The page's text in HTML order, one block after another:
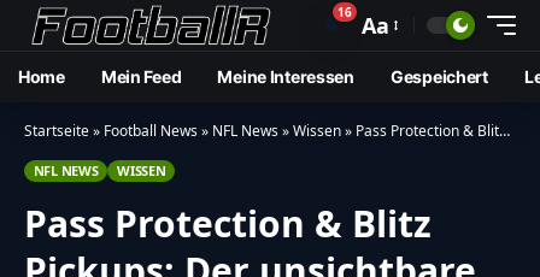
🔔16 Aa
Home Mein Feed Meine Interessen Gespeichert
Startseite» Football News» NFL News»Wissen» Pass Protection & Blitz Pickups: Der unsichtbare Kampf
NFL NEWS WISSEN
Pass Protection & Blitz